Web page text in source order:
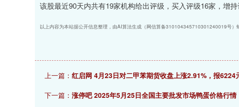
该股最近90天内共有19家机构给出评级，买入评级16家，增
以上内容为本站据公开信息整理，由AI算法生成（网信算备310104345710301240019号）
上一篇： 红启网 4月23日对二甲苯期货收盘上涨2.91%，报6224
下一篇： 涨停吧 2025年5月25日全国主要批发市场鸭蛋价格行情